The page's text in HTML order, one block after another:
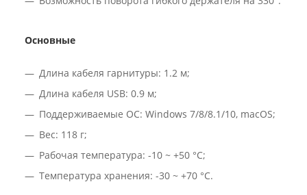
Основные
Длина кабеля гарнитуры: 1.2 м;
Длина кабеля USB: 0.9 м;
Поддерживаемые ОС: Windows 7/8/8.1/10, macOS;
Вес: 118 г;
Рабочая температура: -10 ~ +50 °C;
Температура хранения: -30 ~ +70 °C.